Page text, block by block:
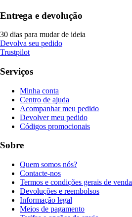
Entrega e devolução
30 dias para mudar de ideia
Devolva seu pedido
Trustpilot
Serviços
Minha conta
Centro de ajuda
Acompanhar meu pedido
Devolver meu pedido
Códigos promocionais
Sobre
Quem somos nós?
Contacte-nos
Termos e condições gerais de venda
Devoluções e reembolsos
Informação legal
Meios de pagamento